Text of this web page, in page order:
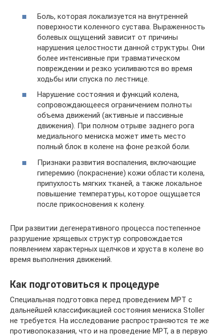
Боль, которая локализуется на внутренней
поверхности коленного сустава. Выраженность
болевых ощущений зависит от причины
нарушения целостности данной структуры. Они
более интенсивные при травматическом
повреждении и резко усиливаются во время
ходьбы или спуска по лестнице.
Нарушение состояния и функций колена,
сопровождающееся ограничением полноты
объема движений (активные и пассивные
движения). При полном отрыве заднего рога
медиального мениска может иметь место
полный блок в колене на фоне резкой боли.
Признаки развития воспаления, включающие
гиперемию (покраснение) кожи области колена,
припухлость мягких тканей, а также локальное
повышение температуры, которое ощущается
после прикосновения к колену.
При развитии дегенеративного процесса постепенное
разрушение хрящевых структур сопровождается
появлением характерных щелчков и хруста в колене во
время выполнения движений.
Как подготовиться к процедуре
Специальная подготовка перед проведением МРТ с
дальнейшей классификацией состояния мениска Stoller
не требуется. На исследование распространяются те же
противопоказания, что и на проведение МРТ, а в первую